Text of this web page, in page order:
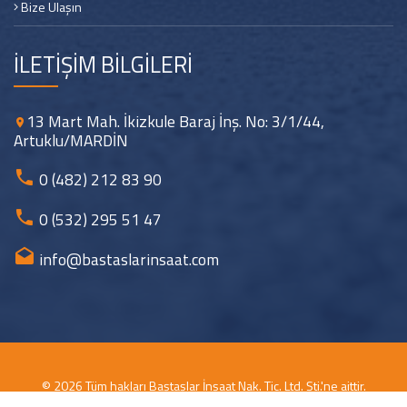
Bize Ulaşın
İLETİŞİM BİLGİLERİ
13 Mart Mah. İkizkule Baraj İnş. No: 3/1/44,
Artuklu/MARDİN
0 (482) 212 83 90
0 (532) 295 51 47
info@bastaslarinsaat.com
© 2026 Tüm hakları Baştaşlar İnşaat Nak. Tic. Ltd. Şti.'ne aittir.